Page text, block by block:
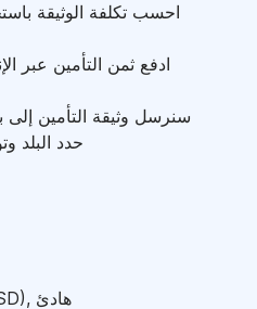
احسب تكلفة الوثيقة
ادفع ثمن التأمين عبر
سنرسل وثيقة التأمين إلى
حدد البلد
), هادئ